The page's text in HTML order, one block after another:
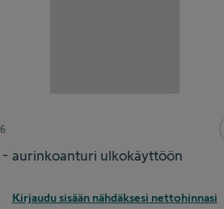
- aurinkoanturi ulkokäyttöön
Kirjaudu sisään nähdäksesi nettohinnasi